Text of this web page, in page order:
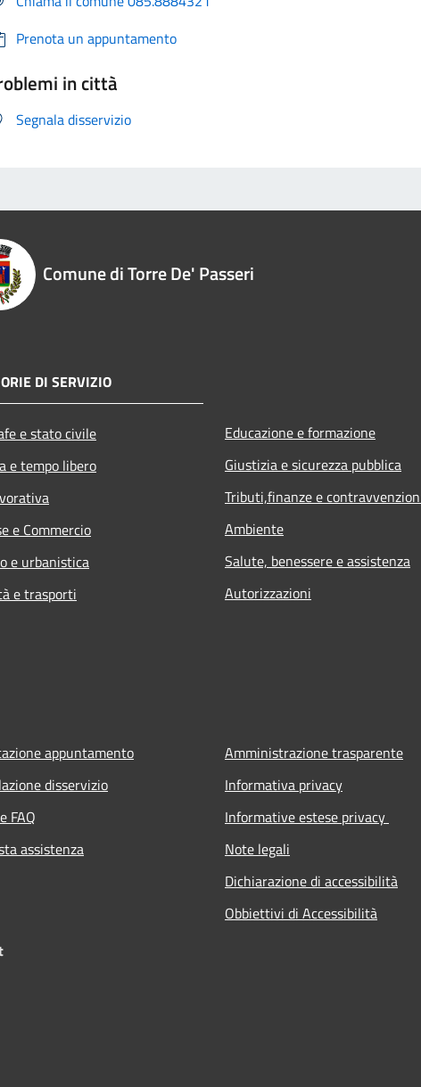
Prenota un appuntamento
in città
Segnala disservizio
Comune di Torre De' Passeri
DI SERVIZIO
e stato civile
e tempo libero
e Commercio
e urbanistica
e trasporti
Educazione e formazione
Giustizia e sicurezza pubblica
Tributi,finanze e
Ambiente
Salute, benessere e assistenza
Autorizzazioni
appuntamento
disservizio
FAQ
assistenza
Amministrazione trasparente
Informativa privacy
Informative estese privacy
Note legali
Dichiarazione di accessibilità
Obbiettivi di Accessibilità